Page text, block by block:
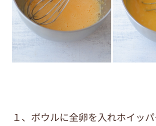
１、ボウルに全卵を入れホイッ